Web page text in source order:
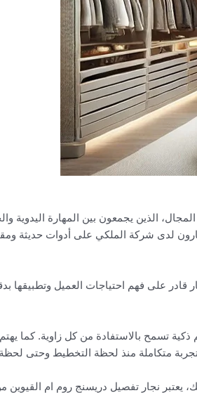
الذين يجمعون بين المهارة اليدوية
لدى شركة الملكي على أدوات حديثة
على فهم احتياجات العميل وتطبيقها
تسمح بالاستفادة من كل زاوية. كما
متكاملة منذ لحظة التخطيط وحتى لحظة
يعتبر نجار تفصيل دريسنج روم ام